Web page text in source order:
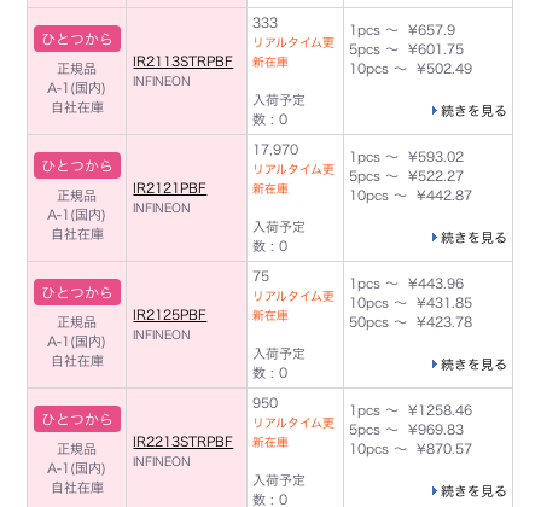
ひとつから
正規品
A-1(国内)
自社在庫
IR2113STRPBF
INFINEON
333
リアルタイム更
新在庫
入荷予定
数 : 0
1pcs ～ ¥657.9
5pcs ～ ¥601.75
10pcs ～ ¥502.49
続きを見る
ひとつから
正規品
A-1(国内)
自社在庫
IR2121PBF
INFINEON
17,970
リアルタイム更
新在庫
入荷予定
数 : 0
1pcs ～ ¥593.02
5pcs ～ ¥522.27
10pcs ～ ¥442.87
続きを見る
ひとつから
正規品
A-1(国内)
自社在庫
IR2125PBF
INFINEON
75
リアルタイム更
新在庫
入荷予定
数 : 0
1pcs ～ ¥443.96
10pcs ～ ¥431.85
50pcs ～ ¥423.78
続きを見る
ひとつから
正規品
A-1(国内)
自社在庫
IR2213STRPBF
INFINEON
950
リアルタイム更
新在庫
入荷予定
数 : 0
1pcs ～ ¥1258.46
5pcs ～ ¥969.83
10pcs ～ ¥870.57
続きを見る